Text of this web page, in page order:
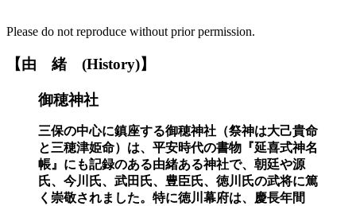
Please do not reproduce without prior permission.
【由 緒 (History)】
御穂神社
三保の中心に鎮座する御穂神社（祭神は大己貴命
と三穂津姫命）は、平安時代の書物『延喜式神名
帳』にも記録のある由緒ある神社で、朝廷や源
氏、今川氏、武田氏、豊臣氏、徳川氏の武将に篤
く崇敬されました。特に徳川幕府は、慶長年間